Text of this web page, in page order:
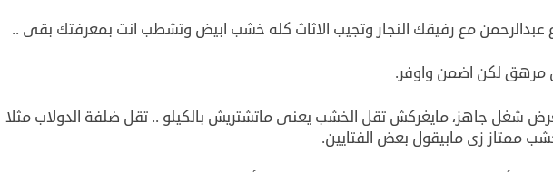
مع رفيقك النجار وتجيب الاثاث كله خشب ابيض وتشطب انت بمعرفتك بقى ..
مرهق لكن اضمن واوفر.
شغل جاهز، مايغركش تقل الخشب يعنى ماتشتريش بالكيلو .. تقل ضلفة الدولاب مثلا
ممتاز زى مابيقول بعض الفتايين.